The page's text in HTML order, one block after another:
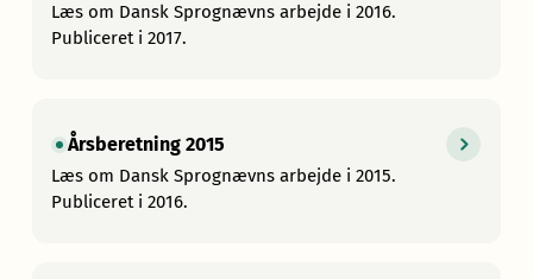
Læs om Dansk Sprognævns arbejde i 2016.
Publiceret i 2017.
Årsberetning 2015
Læs om Dansk Sprognævns arbejde i 2015.
Publiceret i 2016.